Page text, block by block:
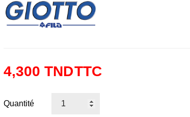
4,300 TNDTTC
Quantité